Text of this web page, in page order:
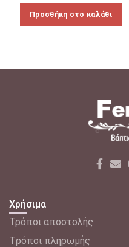
Προσθήκη στο καλάθι
Χρήσιμα
Τρόποι αποστολής
Tρόποι πληρωμής